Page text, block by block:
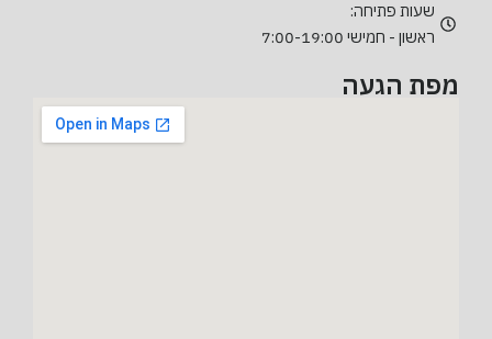
שעות פתיחה:
ראשון - חמישי 7:00-19:00
מפת הגעה